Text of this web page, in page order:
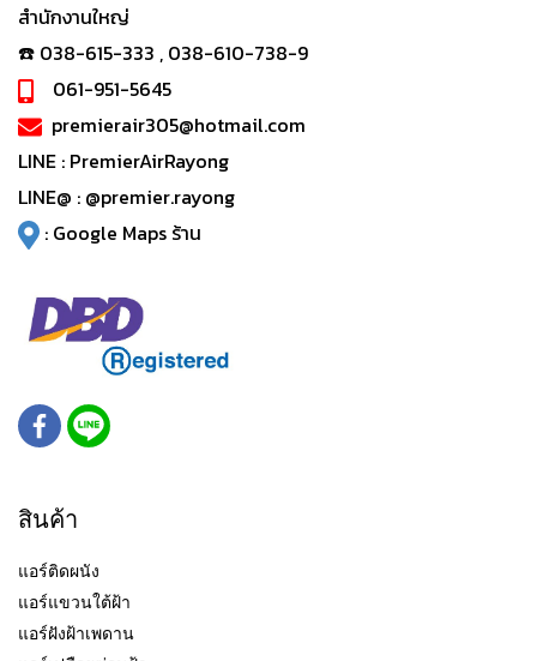
สำนักงานใหญ่
☎️ 038-615-333 , 038-610-738-9
061-951-5645
premierair305@hotmail.com
LINE : PremierAirRayong
LINE@ : @premier.rayong
: Google Maps ร้าน
สินค้า
แอร์ติดผนัง
แอร์แขวนใต้ฝ้า
แอร์ฝังฝ้าเพดาน